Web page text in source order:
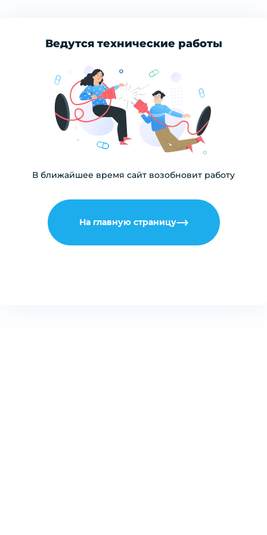
Ведутся технические работы
В ближайшее время сайт возобновит работу
На главную страницу